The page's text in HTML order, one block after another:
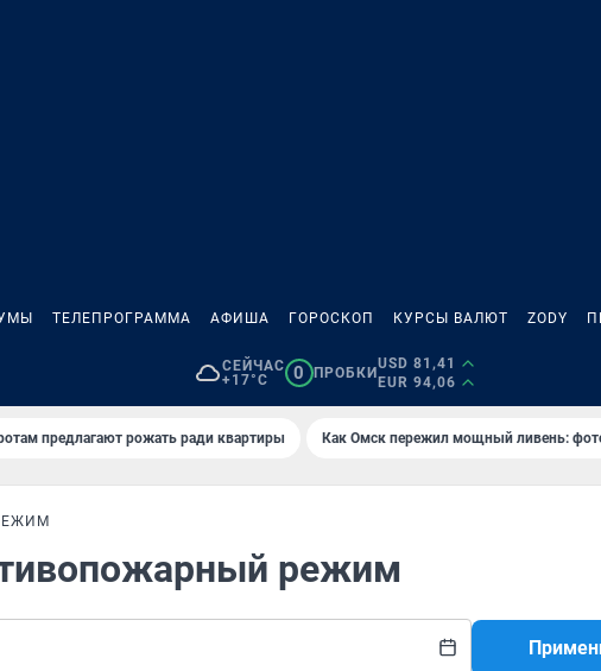
ТЕЛЕПРОГРАММА АФИША ГОРОСКОП КУРСЫ ВАЛЮТ ZODY
СЕЙЧАС
+17°C
0 ПРОБКИ
USD 81,41
EUR 94,06
предлагают рожать ради квартиры Как Омск пережил мощный ливень:
режим